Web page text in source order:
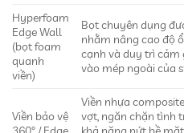
Hyperfoam
Edge Wall
(bọt foam
quanh
viền)
Bọt chuyên dụng
nhằm nâng cao độ
cạnh và duy trì cảm
vào mép ngoài của
Viền bảo vệ
Viền nhựa
vợt, ngăn chặn tình